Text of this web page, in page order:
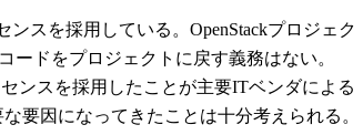
スを採用している。OpenStackプロジェク
ードをプロジェクトに戻す義務はない。
ンスを採用したことが主要ITベンダによる
要因になってきたことは十分考えられる。